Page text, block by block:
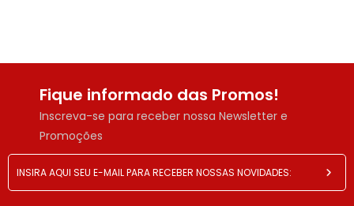
Fique informado das Promos!
Inscreva-se para receber nossa Newsletter e
Promoções